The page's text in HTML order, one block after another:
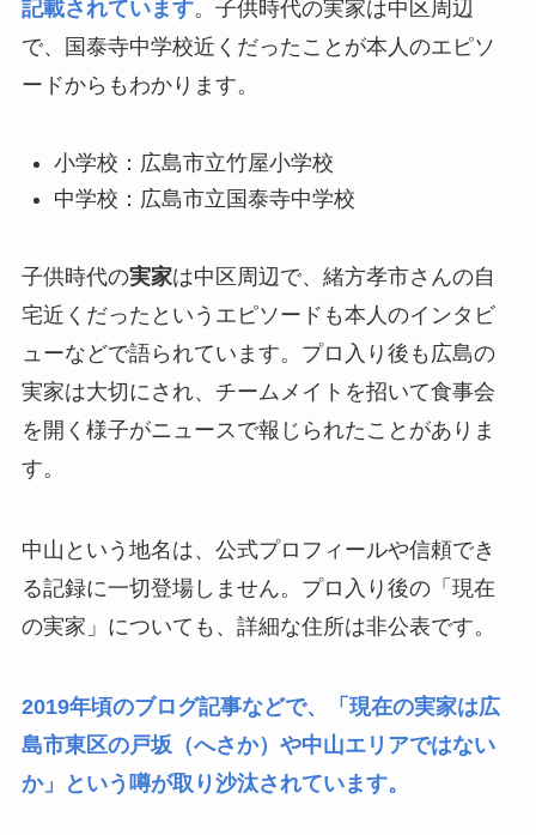
記載されています。子供時代の実家は中区周辺
で、国泰寺中学校近くだったことが本人のエピソ
ードからもわかります。
小学校：広島市立竹屋小学校
中学校：広島市立国泰寺中学校
子供時代の実家は中区周辺で、緒方孝市さんの自
宅近くだったというエピソードも本人のインタビ
ューなどで語られています。プロ入り後も広島の
実家は大切にされ、チームメイトを招いて食事会
を開く様子がニュースで報じられたことがありま
す。
中山という地名は、公式プロフィールや信頼でき
る記録に一切登場しません。プロ入り後の「現在
の実家」についても、詳細な住所は非公表です。
2019年頃のブログ記事などで、「現在の実家は広
島市東区の戸坂（へさか）や中山エリアではない
か」という噂が取り沙汰されています。